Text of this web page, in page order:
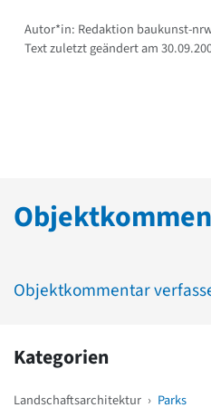
Autor*in: Redaktion baukunst-
Text zuletzt geändert am
Objektkommentar
Kategorien
Landschaftsarchitektur › Parks